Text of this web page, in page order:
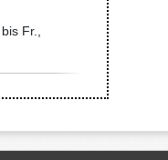
bis Fr.,